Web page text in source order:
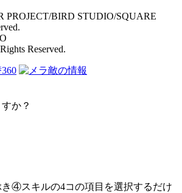
PROJECT/BIRD STUDIO/SQUARE
Reserved.
360
敵の情報
か？
④スキルの4コの項目を選択するだけ